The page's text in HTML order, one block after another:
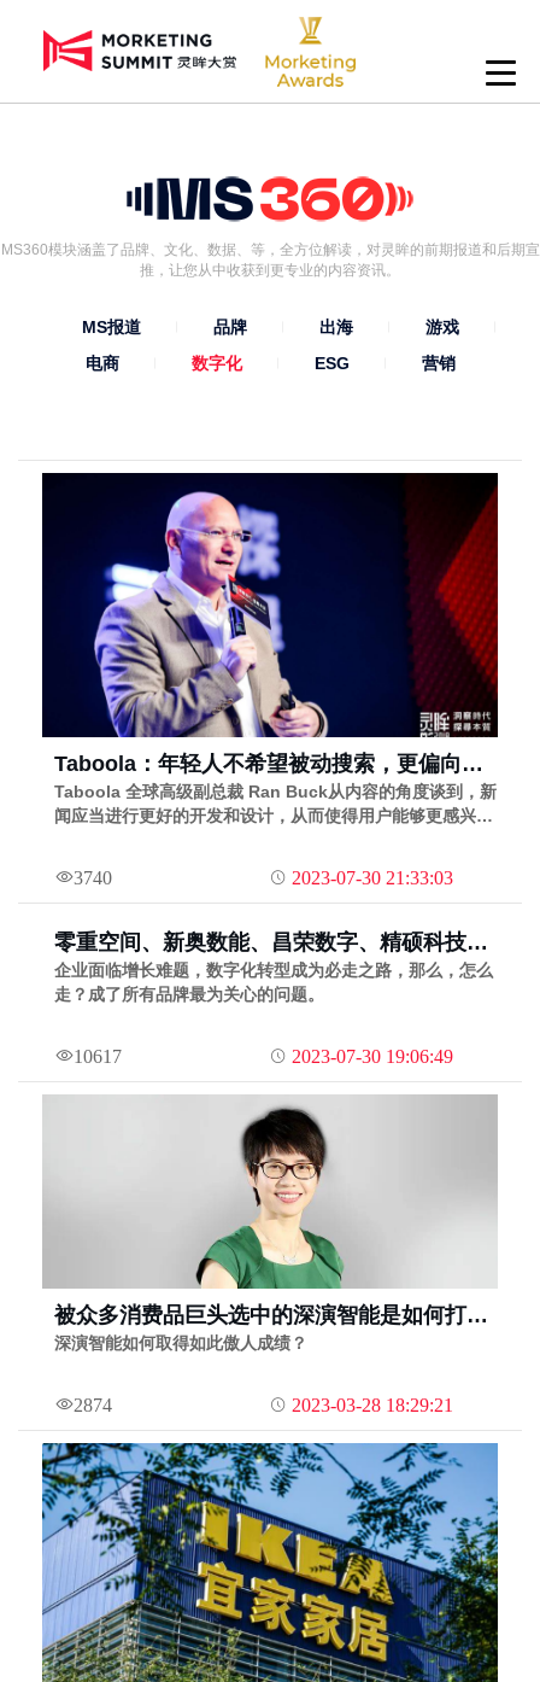
MS360模块涵盖了品牌、文化、数据、等，全方位解读，对灵眸的前期报道和后期宣
推，让您从中收获到更专业的内容资讯。
MS报道 品牌 出海
游戏
电商
数字化 ESG 营销
Taboola：年轻人不希望被动搜索，更偏向好
内容自动来到面前 | Morketing Summit2018
专题
Taboola 全球高级副总裁 Ran Buck从内容的角度谈到，新
闻应当进行更好的开发和设计，从而使得用户能够更感兴
3740
2023-07-30 21:33:03
零重空间、新奥数能、昌荣数字、精硕科技：
传统企业，如何数字化？ | Morketing
Summit 2018专题
企业面临增长难题，数字化转型成为必走之路，那么，怎么
走？成了所有品牌最为关心的问题。
10617 2023-07-30 19:06:49
被众多消费品巨头选中的深演智能是如何打造
行业标杆产品的？
深演智能如何取得如此傲人成绩？
2874 2023-03-28 18:29:21